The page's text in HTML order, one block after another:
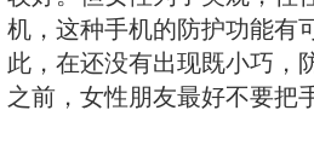
再放到耳边通话。
睡觉时也注意不要